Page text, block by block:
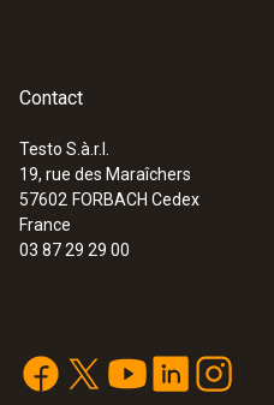
:0563 2051
de la température
Contact
Testo S.à.r.l.
19, rue des Maraîchers
57602 FORBACH Cedex
France
03 87 29 29 00